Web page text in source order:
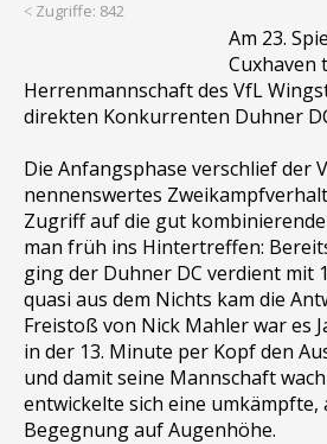
Zugriffe: 842
Am 23.
Cuxhaven
Herrenmannschaft des VfL
direkten Konkurrenten Duhner
Die Anfangsphase verschlief der
nennenswertes
Zugriff auf die gut
man früh ins Hintertreffen:
ging der Duhner DC verdient mit
quasi aus dem Nichts kam die
Freistoß von Nick Mahler war es
in der 13. Minute per Kopf den
und damit seine Mannschaft
entwickelte sich eine umkämpfte,
Begegnung auf Augenhöhe.